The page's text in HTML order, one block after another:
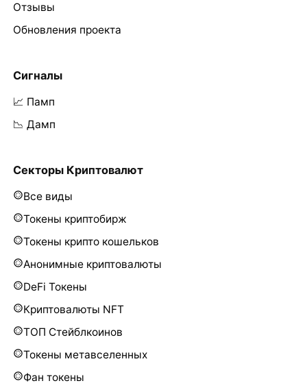
Отзывы
Обновления проекта
Сигналы
📈 Памп
📉 Дамп
Секторы Криптовалют
Все виды
Токены криптобирж
Токены крипто кошельков
Анонимные криптовалюты
DeFi Токены
Криптовалюты NFT
ТОП Стейблкоинов
Токены метавселенных
Фан токены